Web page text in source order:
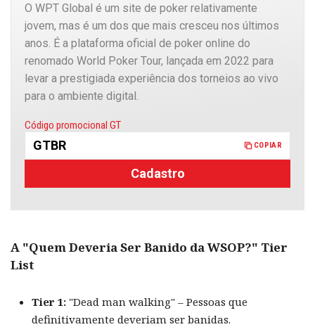
O WPT Global é um site de poker relativamente
jovem, mas é um dos que mais cresceu nos últimos
anos. É a plataforma oficial de poker online do
renomado World Poker Tour, lançada em 2022 para
levar a prestigiada experiência dos torneios ao vivo
para o ambiente digital.
Código promocional GT
GTBR COPIAR
Cadastro
A "Quem Deveria Ser Banido da WSOP?" Tier
List
Tier 1: "Dead man walking" – Pessoas que
definitivamente deveriam ser banidas.